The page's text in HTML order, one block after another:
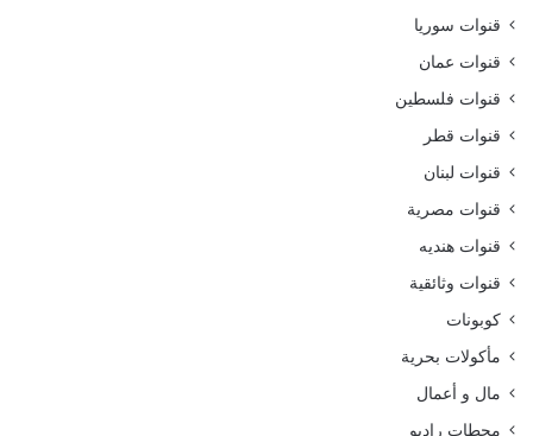
قنوات سوريا
قنوات عمان
قنوات فلسطين
قنوات قطر
قنوات لبنان
قنوات مصرية
قنوات هنديه
قنوات وثائقية
كوبونات
مأكولات بحرية
مال و أعمال
محطات راديو